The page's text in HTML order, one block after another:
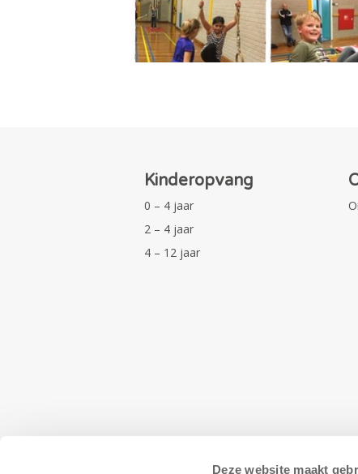
Deze website maakt
Kinderopvang
0 – 4 jaar
2 – 4 jaar
4 – 12 jaar